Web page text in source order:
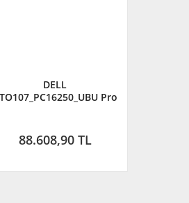
DELL
Pro
Ubuntu
88.608,90 TL